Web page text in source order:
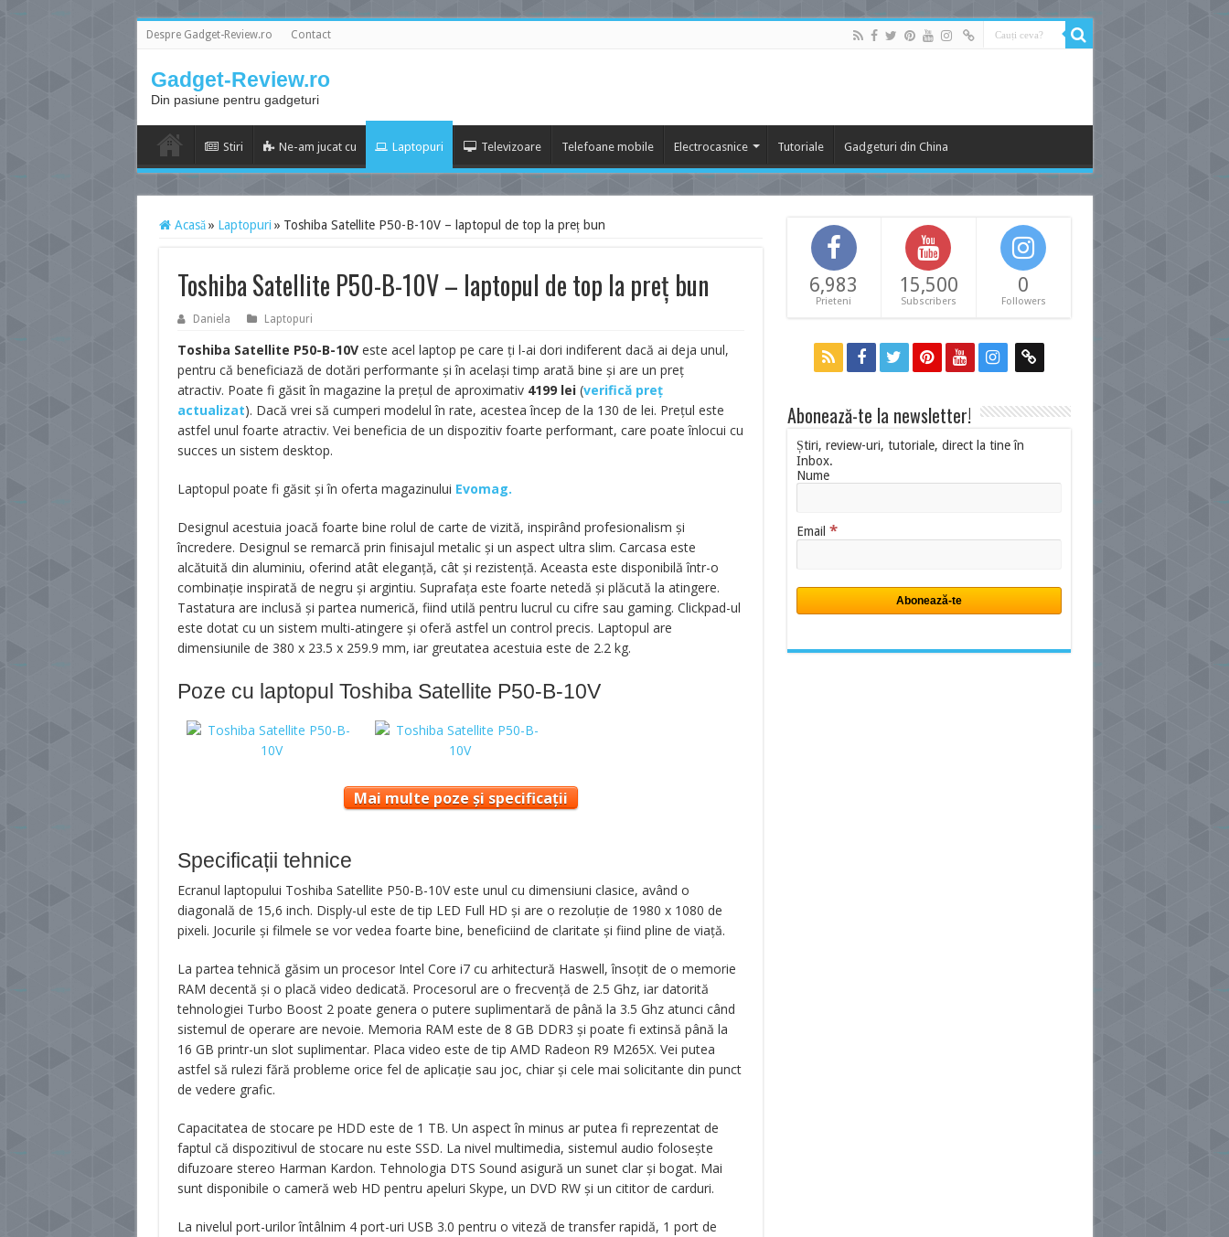
Despre Gadget-Review.ro Contact
Gadget-Review.ro
Din pasiune pentru gadgeturi
Stiri Ne-am jucat cu Laptopuri Televizoare Telefoane mobile Electrocasnice Tutoriale Gadgeturi din China
Acasă » Laptopuri » Toshiba Satellite P50-B-10V – laptopul de top la preț bun
Toshiba Satellite P50-B-10V – laptopul de top la preț bun
Daniela Laptopuri
Toshiba Satellite P50-B-10Veste acel laptop pe care ți l-ai dori indiferent dacă ai deja unul,
pentru că beneficiază de dotări performante și în același timp arată bine și are un preț
atractiv. Poate fi găsit în magazine la prețul de aproximativ 4199 lei(verifică preț
actualizat). Dacă vrei să cumperi modelul în rate, acestea încep de la 130 de lei. Prețul este
astfel unul foarte atractiv. Vei beneficia de un dispozitiv foarte performant, care poate înlocui cu
succes un sistem desktop.
Laptopul poate fi găsit și în oferta magazinului Evomag.
Designul acestuia joacă foarte bine rolul de carte de vizită, inspirând profesionalism și
încredere. Designul se remarcă prin finisajul metalic și un aspect ultra slim. Carcasa este
alcătuită din aluminiu, oferind atât eleganță, cât și rezistență. Aceasta este disponibilă într-o
combinație inspirată de negru și argintiu. Suprafața este foarte netedă și plăcută la atingere.
Tastatura are inclusă și partea numerică, fiind utilă pentru lucrul cu cifre sau gaming. Clickpad-ul
este dotat cu un sistem multi-atingere și oferă astfel un control precis. Laptopul are
dimensiunile de 380 x 23.5 x 259.9 mm, iar greutatea acestuia este de 2.2 kg.
Poze cu laptopul Toshiba Satellite P50-B-10V
Mai multe poze și specificații
Specificații tehnice
Ecranul laptopului Toshiba Satellite P50-B-10V este unul cu dimensiuni clasice, având o
diagonală de 15,6 inch. Disply-ul este de tip LED Full HD și are o rezoluție de 1980 x 1080 de
pixeli. Jocurile și filmele se vor vedea foarte bine, beneficiind de claritate și fiind pline de viață.
La partea tehnică găsim un procesor Intel Core i7 cu arhitectură Haswell, însoțit de o memorie
RAM decentă și o placă video dedicată. Procesorul are o frecvență de 2.5 Ghz, iar datorită
tehnologiei Turbo Boost 2 poate genera o putere suplimentară de până la 3.5 Ghz atunci când
sistemul de operare are nevoie. Memoria RAM este de 8 GB DDR3 și poate fi extinsă până la
16 GB printr-un slot suplimentar. Placa video este de tip AMD Radeon R9 M265X. Vei putea
astfel să rulezi fără probleme orice fel de aplicație sau joc, chiar și cele mai solicitante din punct
de vedere grafic.
Capacitatea de stocare pe HDD este de 1 TB. Un aspect în minus ar putea fi reprezentat de
faptul că dispozitivul de stocare nu este SSD. La nivel multimedia, sistemul audio folosește
difuzoare stereo Harman Kardon. Tehnologia DTS Sound asigură un sunet clar și bogat. Mai
sunt disponibile o cameră web HD pentru apeluri Skype, un DVD RW și un cititor de carduri.
La nivelul port-urilor întâlnim 4 port-uri USB 3.0 pentru o viteză de transfer rapidă, 1 port de
6,983
Prieteni
15,500
Subscribers
0
Followers
Abonează-te la newsletter!
Știri, review-uri, tutoriale, direct la tine în
Inbox.
Nume
Email *